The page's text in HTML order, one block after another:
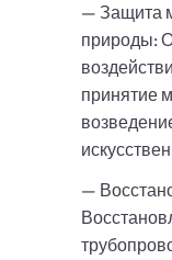
— Защита
природы:
принятие
—